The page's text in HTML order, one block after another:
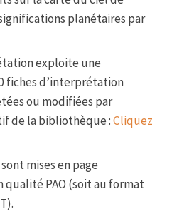
planétaires par
exploite une
fiches d’interprétation
ou modifiées par
de la bibliothèque :Cliquez
mises en page
PAO (soit au format